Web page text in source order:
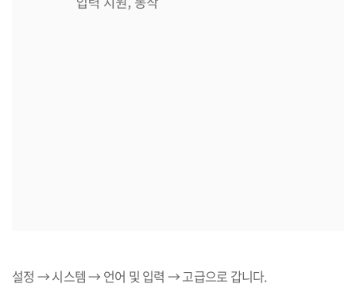
설정 →시스템→ 언어 및 입력 →고급으로 갑니다.